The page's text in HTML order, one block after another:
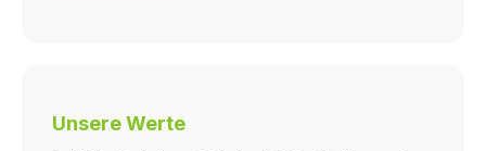
Unsere Werte